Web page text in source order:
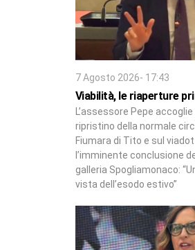
7 Agosto 2026- 17:43
Viabilità, le riaperture
L’assessore Pepe
ripristino della normale
Fiumara di Tito e sul
l’imminente conclusione
galleria Spogliamonaco:
vista dell’esodo estivo”